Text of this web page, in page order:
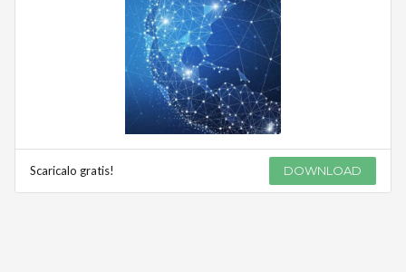
Scaricalo gratis! DOWNLOAD